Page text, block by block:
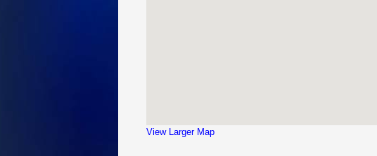
View Larger Map